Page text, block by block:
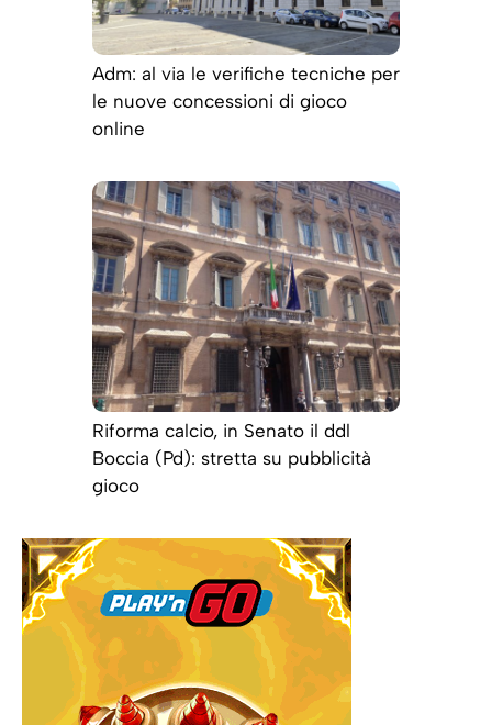
Adm: al via le verifiche tecniche per
le nuove concessioni di gioco
online
Riforma calcio, in Senato il ddl
Boccia (Pd): stretta su pubblicità
gioco